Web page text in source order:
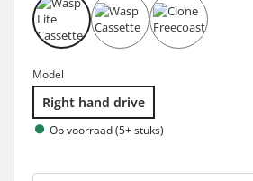
Model
Right hand drive
Op voorraad (5+ stuks)